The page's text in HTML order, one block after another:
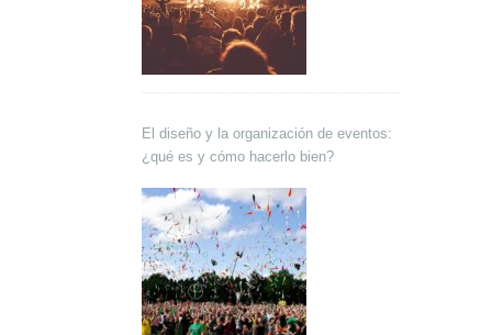
El diseño y la organización de eventos:
¿qué es y cómo hacerlo bien?